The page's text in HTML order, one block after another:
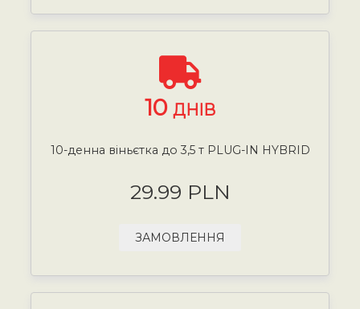
10 ДНІВ
10-денна віньєтка до 3,5 т PLUG-IN HYBRID
29.99 PLN
ЗАМОВЛЕННЯ